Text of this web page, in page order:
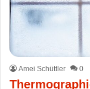
Amei Schüttler 0